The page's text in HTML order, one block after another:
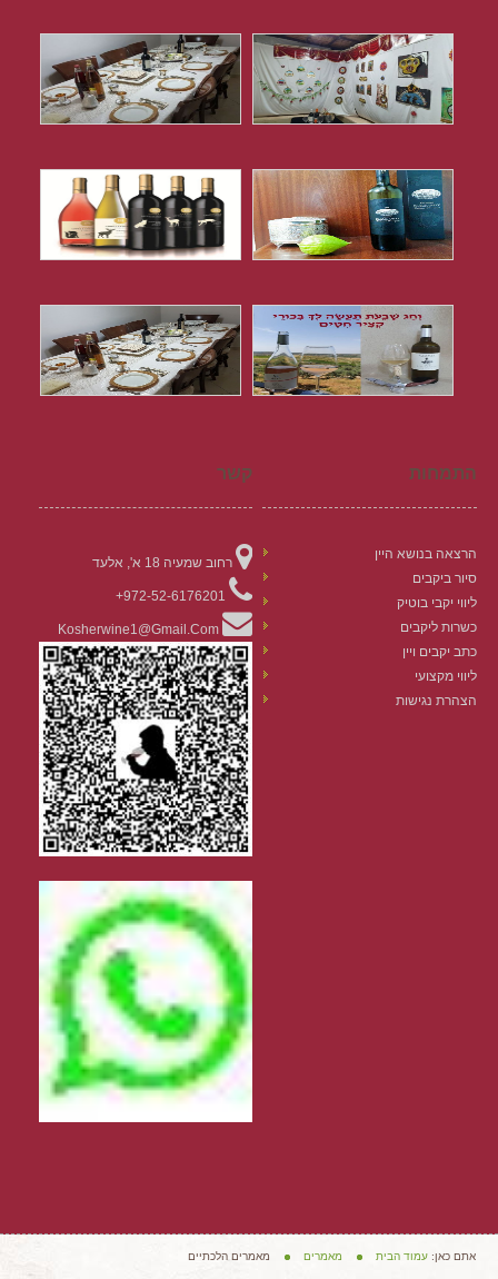
התמחות
הרצאה בנושא היין
סיור ביקבים
ליווי יקבי בוטיק
כשרות ליקבים
כתב יקבים ויין
ליווי מקצועי
הצהרת נגישות
קשר
רחוב שמעיה 18 א', אלעד
972-52-6176201+
Kosherwine1@gmail.com
אתם כאן: עמוד הבית מאמרים מאמרים הלכתיים